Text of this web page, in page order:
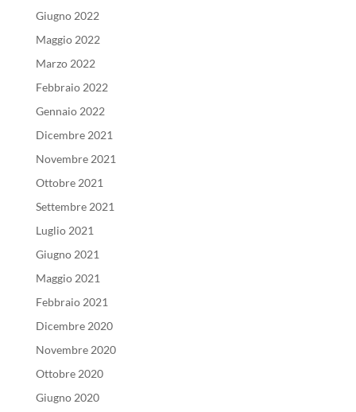
Giugno 2022
Maggio 2022
Marzo 2022
Febbraio 2022
Gennaio 2022
Dicembre 2021
Novembre 2021
Ottobre 2021
Settembre 2021
Luglio 2021
Giugno 2021
Maggio 2021
Febbraio 2021
Dicembre 2020
Novembre 2020
Ottobre 2020
Giugno 2020